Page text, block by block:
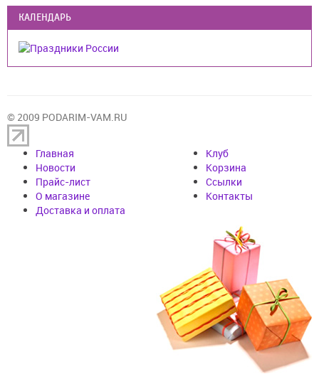
КАЛЕНДАРЬ
© 2009 PODARIM-VAM.RU
Главная
Новости
Прайс-лист
О магазине
Доставка и оплата
Клуб
Корзина
Cсылки
Контакты